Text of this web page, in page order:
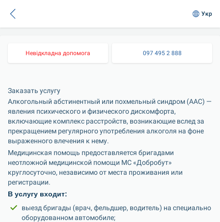
Укр
Невідкладна допомога 097 495 2 888
Заказать услугу
Алкогольный абстинентный или похмельный синдром (ААС) —
явления психического и физического дискомфорта,
включающие комплекс расстройств, возникающие вслед за
прекращением регулярного употребления алкоголя на фоне
Медицинская помощь предоставляется бригадами
неотложной медицинской помощи МС «Добробут»
круглосуточно, независимо от места проживания или
В услугу входит:
выезд бригады (врач, фельдшер, водитель) на специально
оборудованном автомобиле;